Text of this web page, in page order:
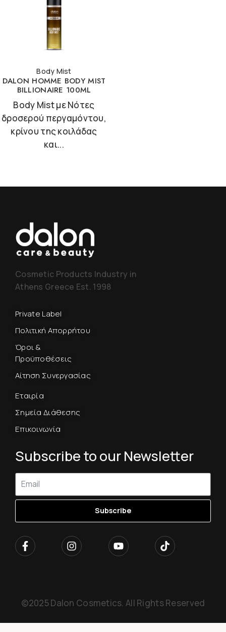
Body Mist
DALON HOMME BODY MIST
BILLIONAIRE 100ML
Body Mist με Νότες
δροσερού περγαμόντου,
κρίνου της κοιλάδας
και...
Cosmetic Products Industry in
Athens Greece Est. 1998
Private Label
Πολιτική Απορρήτου
Όροι &
Προϋποθέσεις
Αίτηση Συνεργασίας
Εταιρία
Σημεία Διάθεσης
Επικοινωνία
Subscribe to our Newsletter
Subscribe
©2025 Dalon Cosmetics. All Rights Reserved